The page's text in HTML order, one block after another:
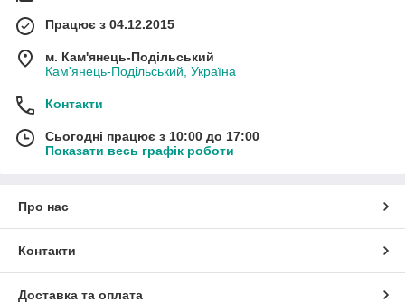
Працює з 04.12.2015
м. Кам'янець-Подільський
Кам'янець-Подільський, Україна
Контакти
Сьогодні працює з 10:00 до 17:00
Показати весь графік роботи
Про нас
Контакти
Доставка та оплата